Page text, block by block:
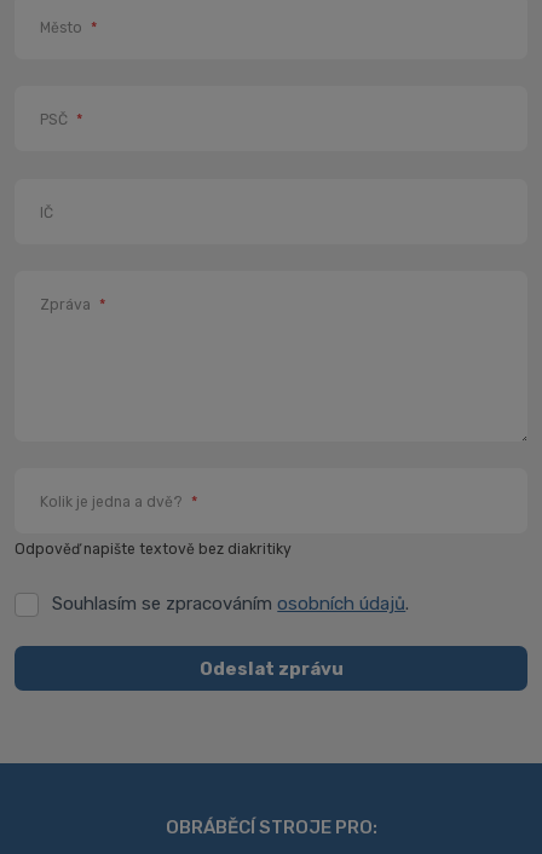
Město *
PSČ *
IČ
Zpráva *
Kolik je jedna a dvě? *
Odpověď napište textově bez diakritiky
Souhlasím
zpracováním
osobních
Souhlasím se zpracovánímosobních údajů.
Odeslat zprávu
OBRÁBĚCÍ STROJE PRO: